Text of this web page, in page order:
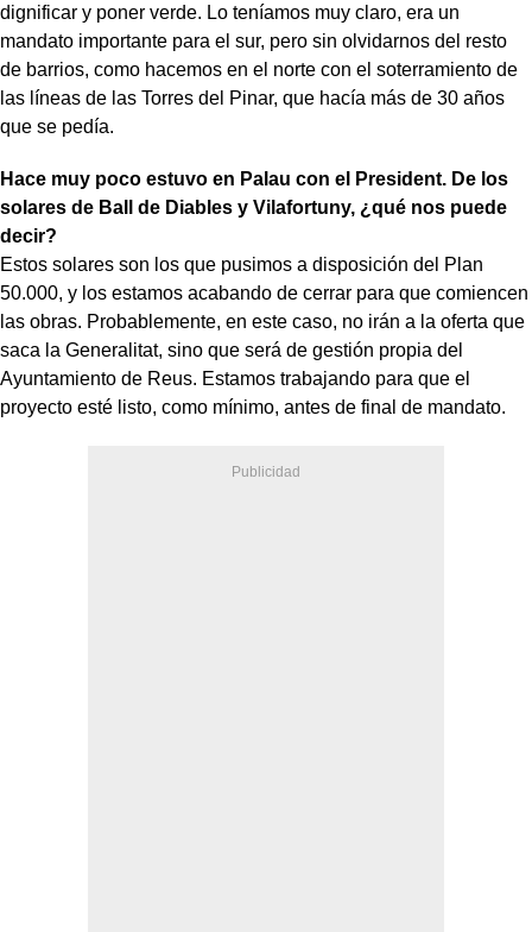
dignificar y poner verde. Lo teníamos muy claro, era un
mandato importante para el sur, pero sin olvidarnos del resto
de barrios, como hacemos en el norte con el soterramiento de
las líneas de las Torres del Pinar, que hacía más de 30 años
que se pedía.
Hace muy poco estuvo en Palau con el President. De los
solares de Ball de Diables y Vilafortuny, ¿qué nos puede
decir?
Estos solares son los que pusimos a disposición del Plan
50.000, y los estamos acabando de cerrar para que comiencen
las obras. Probablemente, en este caso, no irán a la oferta que
saca la Generalitat, sino que será de gestión propia del
Ayuntamiento de Reus. Estamos trabajando para que el
proyecto esté listo, como mínimo, antes de final de mandato.